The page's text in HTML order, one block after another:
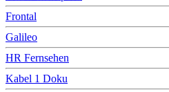
Frontal
Galileo
HR Fernsehen
Kabel 1 Doku